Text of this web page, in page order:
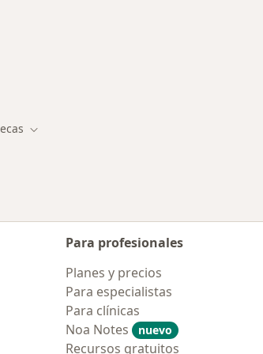
ciudadCambiar de ciudad
Para profesionales
Planes y precios
Para especialistas
Para clínicas
Noa Notes
nuevo
Recursos gratuitos